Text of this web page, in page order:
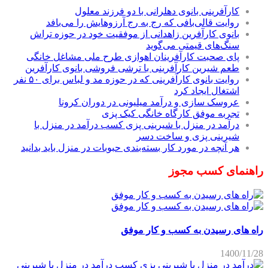
کارآفرینی بانوی دهلرانی با دو فرزند معلول
روایت قالی‌بافی که رج به رج آرزوهایش را می‌بافد
بانوی کارآفرین زاهدانی از موفقیت خود در حوزه تراش
سنگ‌های قیمتی می‌گوید
پای صحبت کارآفرینان اهوازی طرح ملی مشاغل خانگی
طعم شیرین کارآفرینی با ترشی فروشی بانوی کارآفرین
روایت بانوی کارآفرینی که در حوزه مد و لباس برای ۵۰ نفر
اشتغال ایجاد کرد
عروسک سازی و درآمد میلیونی در دوران کرونا
تجربه موفق کارگاه خانگی کیک پزی
درآمد در منزل با شیرینی پزی کسب درآمد در منزل با
شیرینی پزی و ساخت دسر
هر آنچه در مورد کار بسته‌بندی حبوبات در منزل باید بدانید
راهنمای کسب مجوز
راه های رسیدن به کسب و کار موفق
1400/11/28